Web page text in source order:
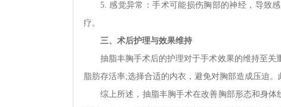
5. 感觉异常：手术可能损伤胸部的神经，导致
疗。
三、术后护理与效果维持
抽脂丰胸手术后的护理对于手术效果的维持至
脂肪存活率;选择合适的内衣，避免对胸部造成压迫
综上所述，抽脂丰胸手术在改善胸部形态和身